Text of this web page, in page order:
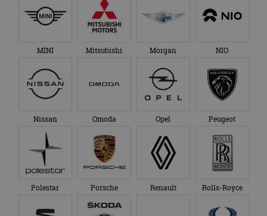
MINI Mitsubishi Morgan NIO
Nissan Omoda Opel Peugeot
Polestar Porsche Renault Rolls-Royce